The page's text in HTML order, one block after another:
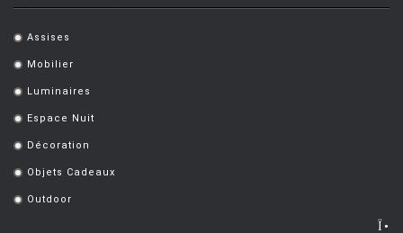
. Assises
. Mobilier
. Luminaires
. Espace Nuit
. Décoration
. Objets Cadeaux
. Outdoor